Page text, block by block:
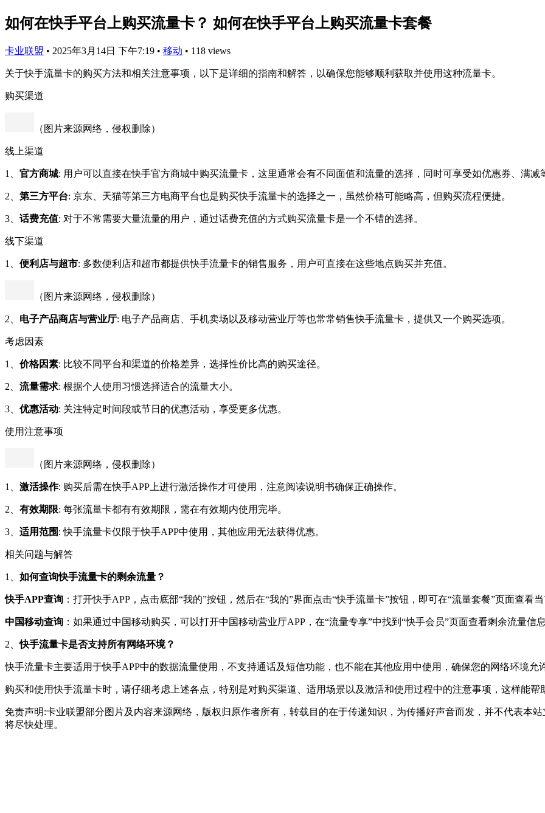
如何在快手平台上购买流量卡？ 如何在快手平台上购买流量卡套餐
卡业联盟 • 2025年3月14日 下午7:19 • 移动 • 118 views
关于快手流量卡的购买方法和相关注意事项，以下是详细的指南和解答，以确保您能够顺利获取并使用这种流量卡。
购买渠道
（图片来源网络，侵权删除）
线上渠道
1、 官方商城: 用户可以直接在快手官方商城中购买流量卡，这里通常会有不同面值和流量的选择，同时可享受如优惠券、满减
2、 第三方平台: 京东、天猫等第三方电商平台也是购买快手流量卡的选择之一，虽然价格可能略高，但购买流程便捷。
3、 话费充值: 对于不常需要大量流量的用户，通过话费充值的方式购买流量卡是一个不错的选择。
线下渠道
1、 便利店与超市: 多数便利店和超市都提供快手流量卡的销售服务，用户可直接在这些地点购买并充值。
（图片来源网络，侵权删除）
2、 电子产品商店与营业厅: 电子产品商店、手机卖场以及移动营业厅等也常常销售快手流量卡，提供又一个购买选项。
考虑因素
1、 价格因素: 比较不同平台和渠道的价格差异，选择性价比高的购买途径。
2、 流量需求: 根据个人使用习惯选择适合的流量大小。
3、 优惠活动: 关注特定时间段或节日的优惠活动，享受更多优惠。
使用注意事项
（图片来源网络，侵权删除）
1、 激活操作: 购买后需在快手APP上进行激活操作才可使用，注意阅读说明书确保正确操作。
2、 有效期限: 每张流量卡都有有效期限，需在有效期内使用完毕。
3、 适用范围 : 快手流量卡仅限于快手APP中使用，其他应用无法获得优惠。
相关问题与解答
1、 如何查询快手流量卡的剩余流量？
快手APP查询 ：打开快手APP，点击底部“我的”按钮，然后在“我的”界面点击“快手流量卡”按钮，即可在“流量套餐”页面查看
中国移动查询 ：如果通过中国移动购买，可以打开中国移动营业厅APP，在“流量专享”中找到“快手会员”页面查看剩余流量信息
2、快手流量卡是否支持所有网络环境？
快手流量卡主要适用于快手APP中的数据流量使用，不支持通话及短信功能，也不能在其他应用中使用，确保您的网络环境允
购买和使用快手流量卡时，请仔细考虑上述各点，特别是对购买渠道、适用场景以及激活和使用过程中的注意事项，这样能帮
免责声明:卡业联盟部分图片及内容来源网络，版权归原作者所有，转载目的在于传递知识，为传播好声音而发，并不代表本
将尽快处理。